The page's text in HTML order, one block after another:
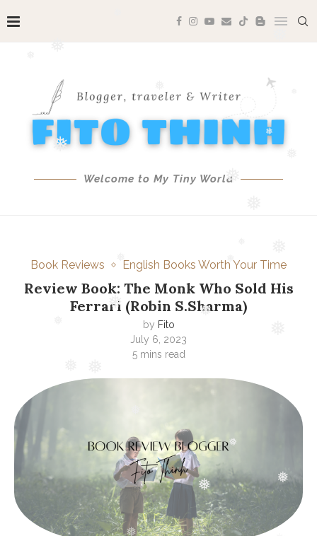
❅
❅
❅
❅
❅ ❅
❅
❅
❅
Welcome to My Tiny World
Book Reviews English Books Worth Your Time
Review Book: The Monk Who Sold His
Ferrari (Robin S.Sharma)
by Fito
July 6, 2023
5 mins read